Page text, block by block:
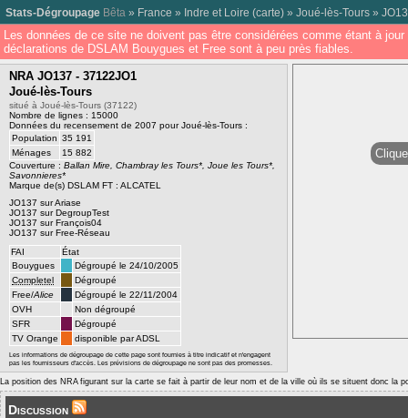
Stats-Dégroupage Bêta » France » Indre et Loire (carte) » Joué-lès-Tours »
Les données de ce site ne doivent pas être considérées comme étant à
déclarations de DSLAM Bouygues et Free sont à peu près fiables.
NRA JO137 - 37122JO1
Joué-lès-Tours
situé à Joué-lès-Tours (37122)
Nombre de lignes : 15000
Données du recensement de 2007 pour Joué-lès-Tours :
Population 35 191
Ménages
15 882
Couverture : Ballan Mire, Chambray les Tours*, Joue les Tours*,
Savonnieres*
Marque de(s) DSLAM FT : ALCATEL
JO137 sur Ariase
JO137 sur DegroupTest
JO137 sur François04
JO137 sur Free-Réseau
FAI
État
Bouygues
Dégroupé le 24/10/2005
Completel
Dégroupé
Free/Alice
Dégroupé le 22/11/2004
OVH
Non dégroupé
SFR
Dégroupé
TV Orange
disponible par ADSL
Les informations de dégroupage de cette page sont fournies à titre indicatif et n'engagent
pas les fournisseurs d'accès. Les prévisions de dégroupage ne sont pas des promesses.
La position des NRA figurant sur la carte se fait à partir de leur nom et de la ville où ils se situent donc la
Discussion